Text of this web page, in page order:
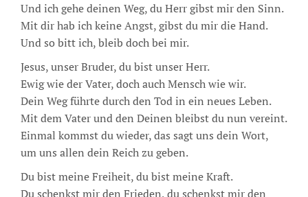
Und ich gehe deinen Weg, du Herr gibst mir den Sinn.
Mit dir hab ich keine Angst, gibst du mir die Hand.
Und so bitt ich, bleib doch bei mir.
Jesus, unser Bruder, du bist unser Herr.
Ewig wie der Vater, doch auch Mensch wie wir.
Dein Weg führte durch den Tod in ein neues Leben.
Mit dem Vater und den Deinen bleibst du nun vereint.
Einmal kommst du wieder, das sagt uns dein Wort,
um uns allen dein Reich zu geben.
Du bist meine Freiheit, du bist meine Kraft.
Du schenkst mir den Frieden, du schenkst mir den